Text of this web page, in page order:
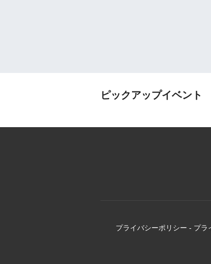
ピックアップイベント
プライバシーポリシー - プラ